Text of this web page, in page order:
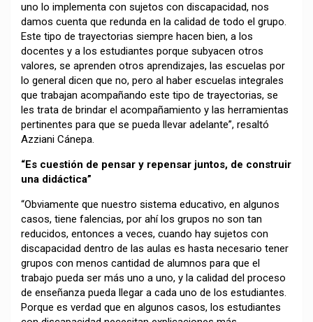
uno lo implementa con sujetos con discapacidad, nos
damos cuenta que redunda en la calidad de todo el grupo.
Este tipo de trayectorias siempre hacen bien, a los
docentes y a los estudiantes porque subyacen otros
valores, se aprenden otros aprendizajes, las escuelas por
lo general dicen que no, pero al haber escuelas integrales
que trabajan acompañando este tipo de trayectorias, se
les trata de brindar el acompañamiento y las herramientas
pertinentes para que se pueda llevar adelante”, resaltó
Azziani Cánepa.
“Es cuestión de pensar y repensar juntos, de construir
una didáctica”
“Obviamente que nuestro sistema educativo, en algunos
casos, tiene falencias, por ahí los grupos no son tan
reducidos, entonces a veces, cuando hay sujetos con
discapacidad dentro de las aulas es hasta necesario tener
grupos con menos cantidad de alumnos para que el
trabajo pueda ser más uno a uno, y la calidad del proceso
de enseñanza pueda llegar a cada uno de los estudiantes.
Porque es verdad que en algunos casos, los estudiantes